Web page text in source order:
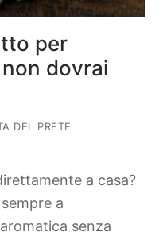
per
dovrai
DEL PRETE
a casa?
a
senza